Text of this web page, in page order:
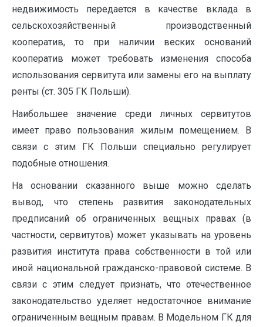
недвижимость передается в качестве вклада в
сельскохозяйственный производственный
кооператив, то при наличии веских оснований
кооператив может требовать изменения способа
использования сервитута или замены его на выплату
ренты (ст. 305 ГК Польши).
Наибольшее значение среди личных сервитутов
имеет право пользования жилым помещением. В
связи с этим ГК Польши специально регулирует
подобные отношения.
На основании сказанного выше можно сделать
вывод, что степень развития законодательных
предписаний об ограниченных вещных правах (в
частности, сервитутов) может указывать на уровень
развития института права собственности в той или
иной национальной гражданско-правовой системе. В
связи с этим следует признать, что отечественное
законодательство уделяет недостаточное внимание
ограниченным вещным правам. В Модельном ГК для